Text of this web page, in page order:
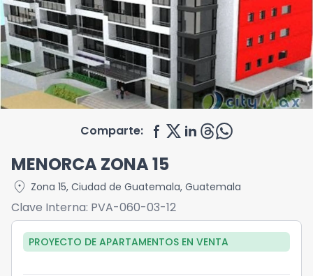
Comparte:
MENORCA ZONA 15
location_on Zona 15, Ciudad de Guatemala, Guatemala
Clave Interna: PVA-060-03-12
PROYECTO DE APARTAMENTOS EN VENTA